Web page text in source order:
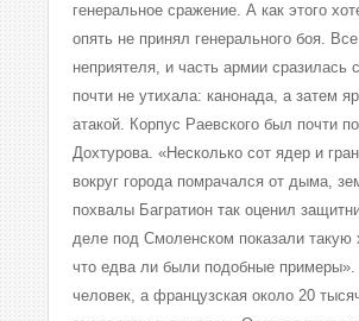
генеральное сражение. А как этого
опять не принял генерального боя.
неприятеля, и часть армии
почти не утихала: канонада, а затем
атакой. Корпус Раевского был почти
Дохтурова. «Несколько сот ядер и
вокруг города помрачался от дыма,
похвалы Багратион так оценил
деле под Смоленском показали такую
что едва ли были подобные
человек, а французская около 20